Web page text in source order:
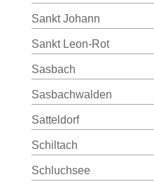
Sankt Johann
Sankt Leon-Rot
Sasbach
Sasbachwalden
Satteldorf
Schiltach
Schluchsee